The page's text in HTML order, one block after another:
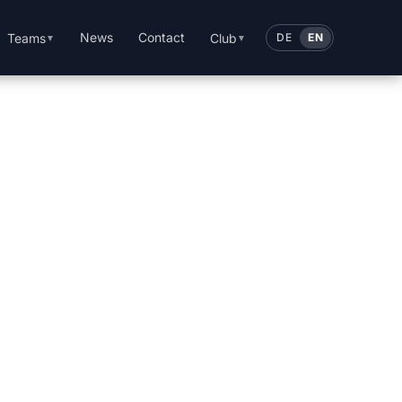
Teams▼ News Contact Club ▼ DE EN